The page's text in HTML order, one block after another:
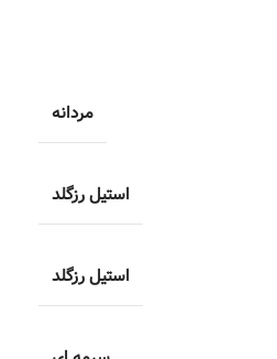
مردانه
استیل رزگلد
استیل رزگلد